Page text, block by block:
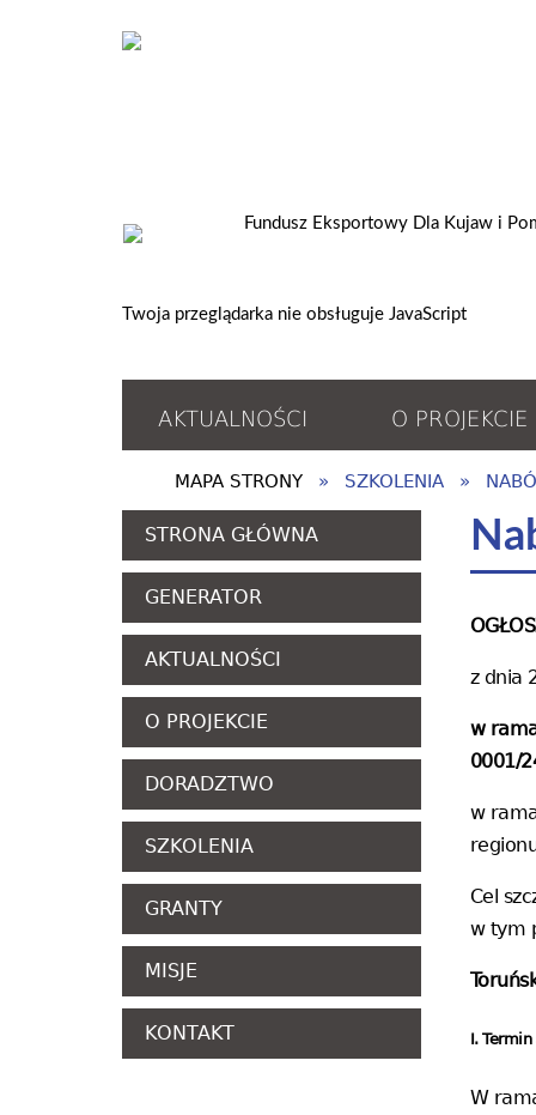
Twoja przeglądarka nie obsługuje JavaScript
AKTUALNOŚCI O PROJEKCIE
MAPA STRONY SZKOLENIA
STRONA GŁÓWNA
GENERATOR
AKTUALNOŚCI
O PROJEKCIE
DORADZTWO
SZKOLENIA
GRANTY
MISJE
KONTAKT
z dnia
w
0001/
w
Cel
w tym
I.
W